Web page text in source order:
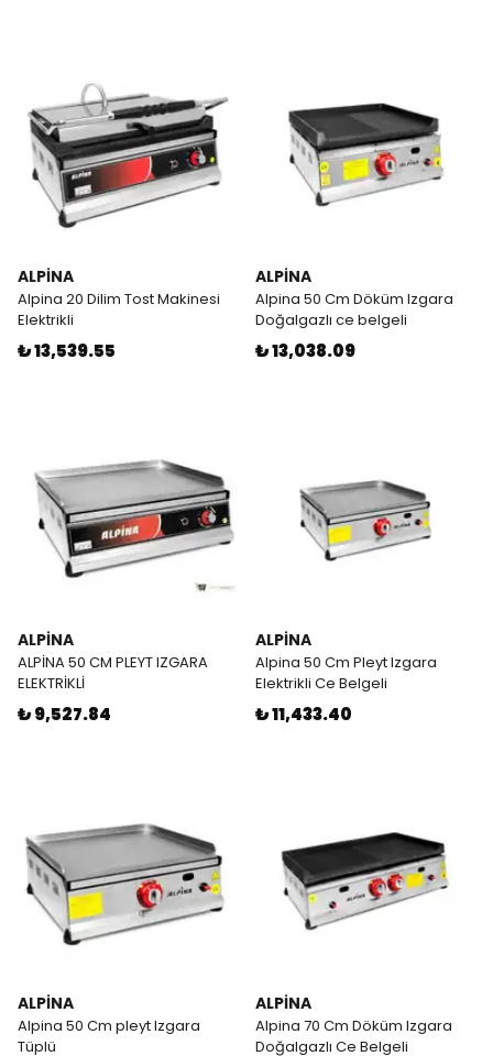
ALPİNA
Alpina 20 Dilim Tost Makinesi
Elektrikli
₺ 13,539.55
ALPİNA
Alpina 50 Cm Döküm Izgara
Doğalgazlı ce belgeli
₺ 13,038.09
ALPİNA
ALPİNA 50 CM PLEYT IZGARA
ELEKTRİKLİ
₺ 9,527.84
ALPİNA
Alpina 50 Cm Pleyt Izgara
Elektrikli Ce Belgeli
₺ 11,433.40
ALPİNA
Alpina 50 Cm pleyt Izgara
Tüplü
ALPİNA
Alpina 70 Cm Döküm Izgara
Doğalgazlı Ce Belgeli